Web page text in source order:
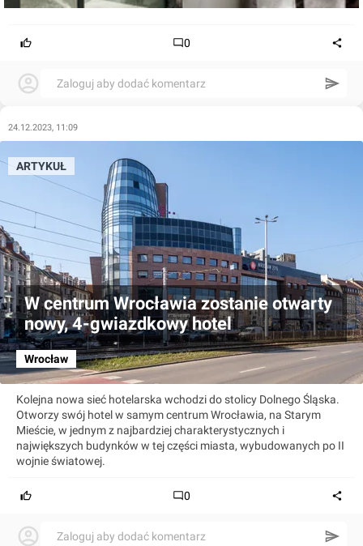
0
Zaloguj aby dodać komentarz
24.12.2023, 11:09
W centrum Wrocławia zostanie otwarty
nowy, 4-gwiazdkowy hotel
Wrocław
ARTYKUŁ
Kolejna nowa sieć hotelarska wchodzi do stolicy Dolnego Śląska.
Otworzy swój hotel w samym centrum Wrocławia, na Starym
Mieście, w jednym z najbardziej charakterystycznych i
największych budynków w tej części miasta, wybudowanych po II
wojnie światowej.
0
Zaloguj aby dodać komentarz